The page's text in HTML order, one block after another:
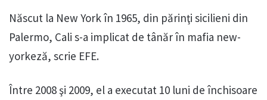
Născut la New York în 1965, din părinţi sicilieni din
Palermo, Cali s-a implicat de tânăr în mafia new-
yorkeză, scrie EFE.
Între 2008 şi 2009, el a executat 10 luni de închisoare